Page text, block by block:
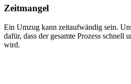
Zeitmangel
Ein Umzug kann zeitaufwändig sein.
dafür, dass der gesamte Prozess schnell
wird.